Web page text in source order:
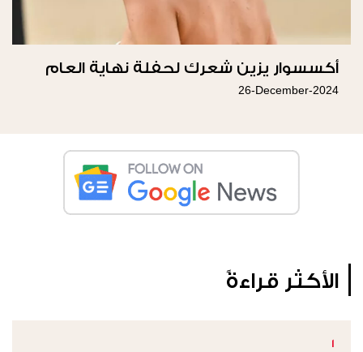
أكسسوار يزين شعرك لحفلة نهاية العام
26-December-2024
الأكثر قراءةً
1